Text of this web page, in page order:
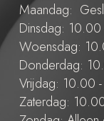
Maandag:
Dinsdag:
Woensdag:
Donderdag:
Vrijdag: 10.00
Zaterdag: